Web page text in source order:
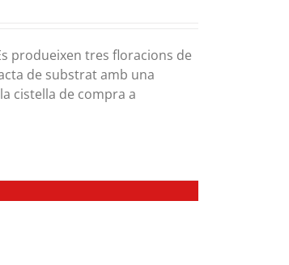
produeixen tres floracions de
de substrat amb una
cistella de compra a